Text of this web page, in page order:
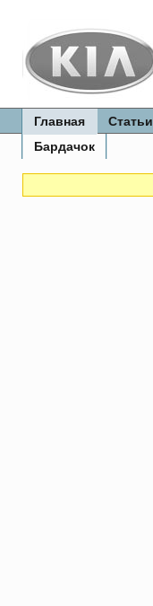
Главная Статьи
Бардачок